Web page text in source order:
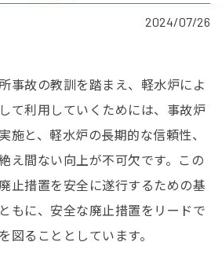
2024/07/26
事故の教訓を踏まえ、軽水炉によ
て利用していくためには、事故炉
施と、軽水炉の長期的な信頼性、
え間ない向上が不可欠です。この
止措置を安全に遂行するための基
もに、安全な廃止措置をリードで
図ることとしています。